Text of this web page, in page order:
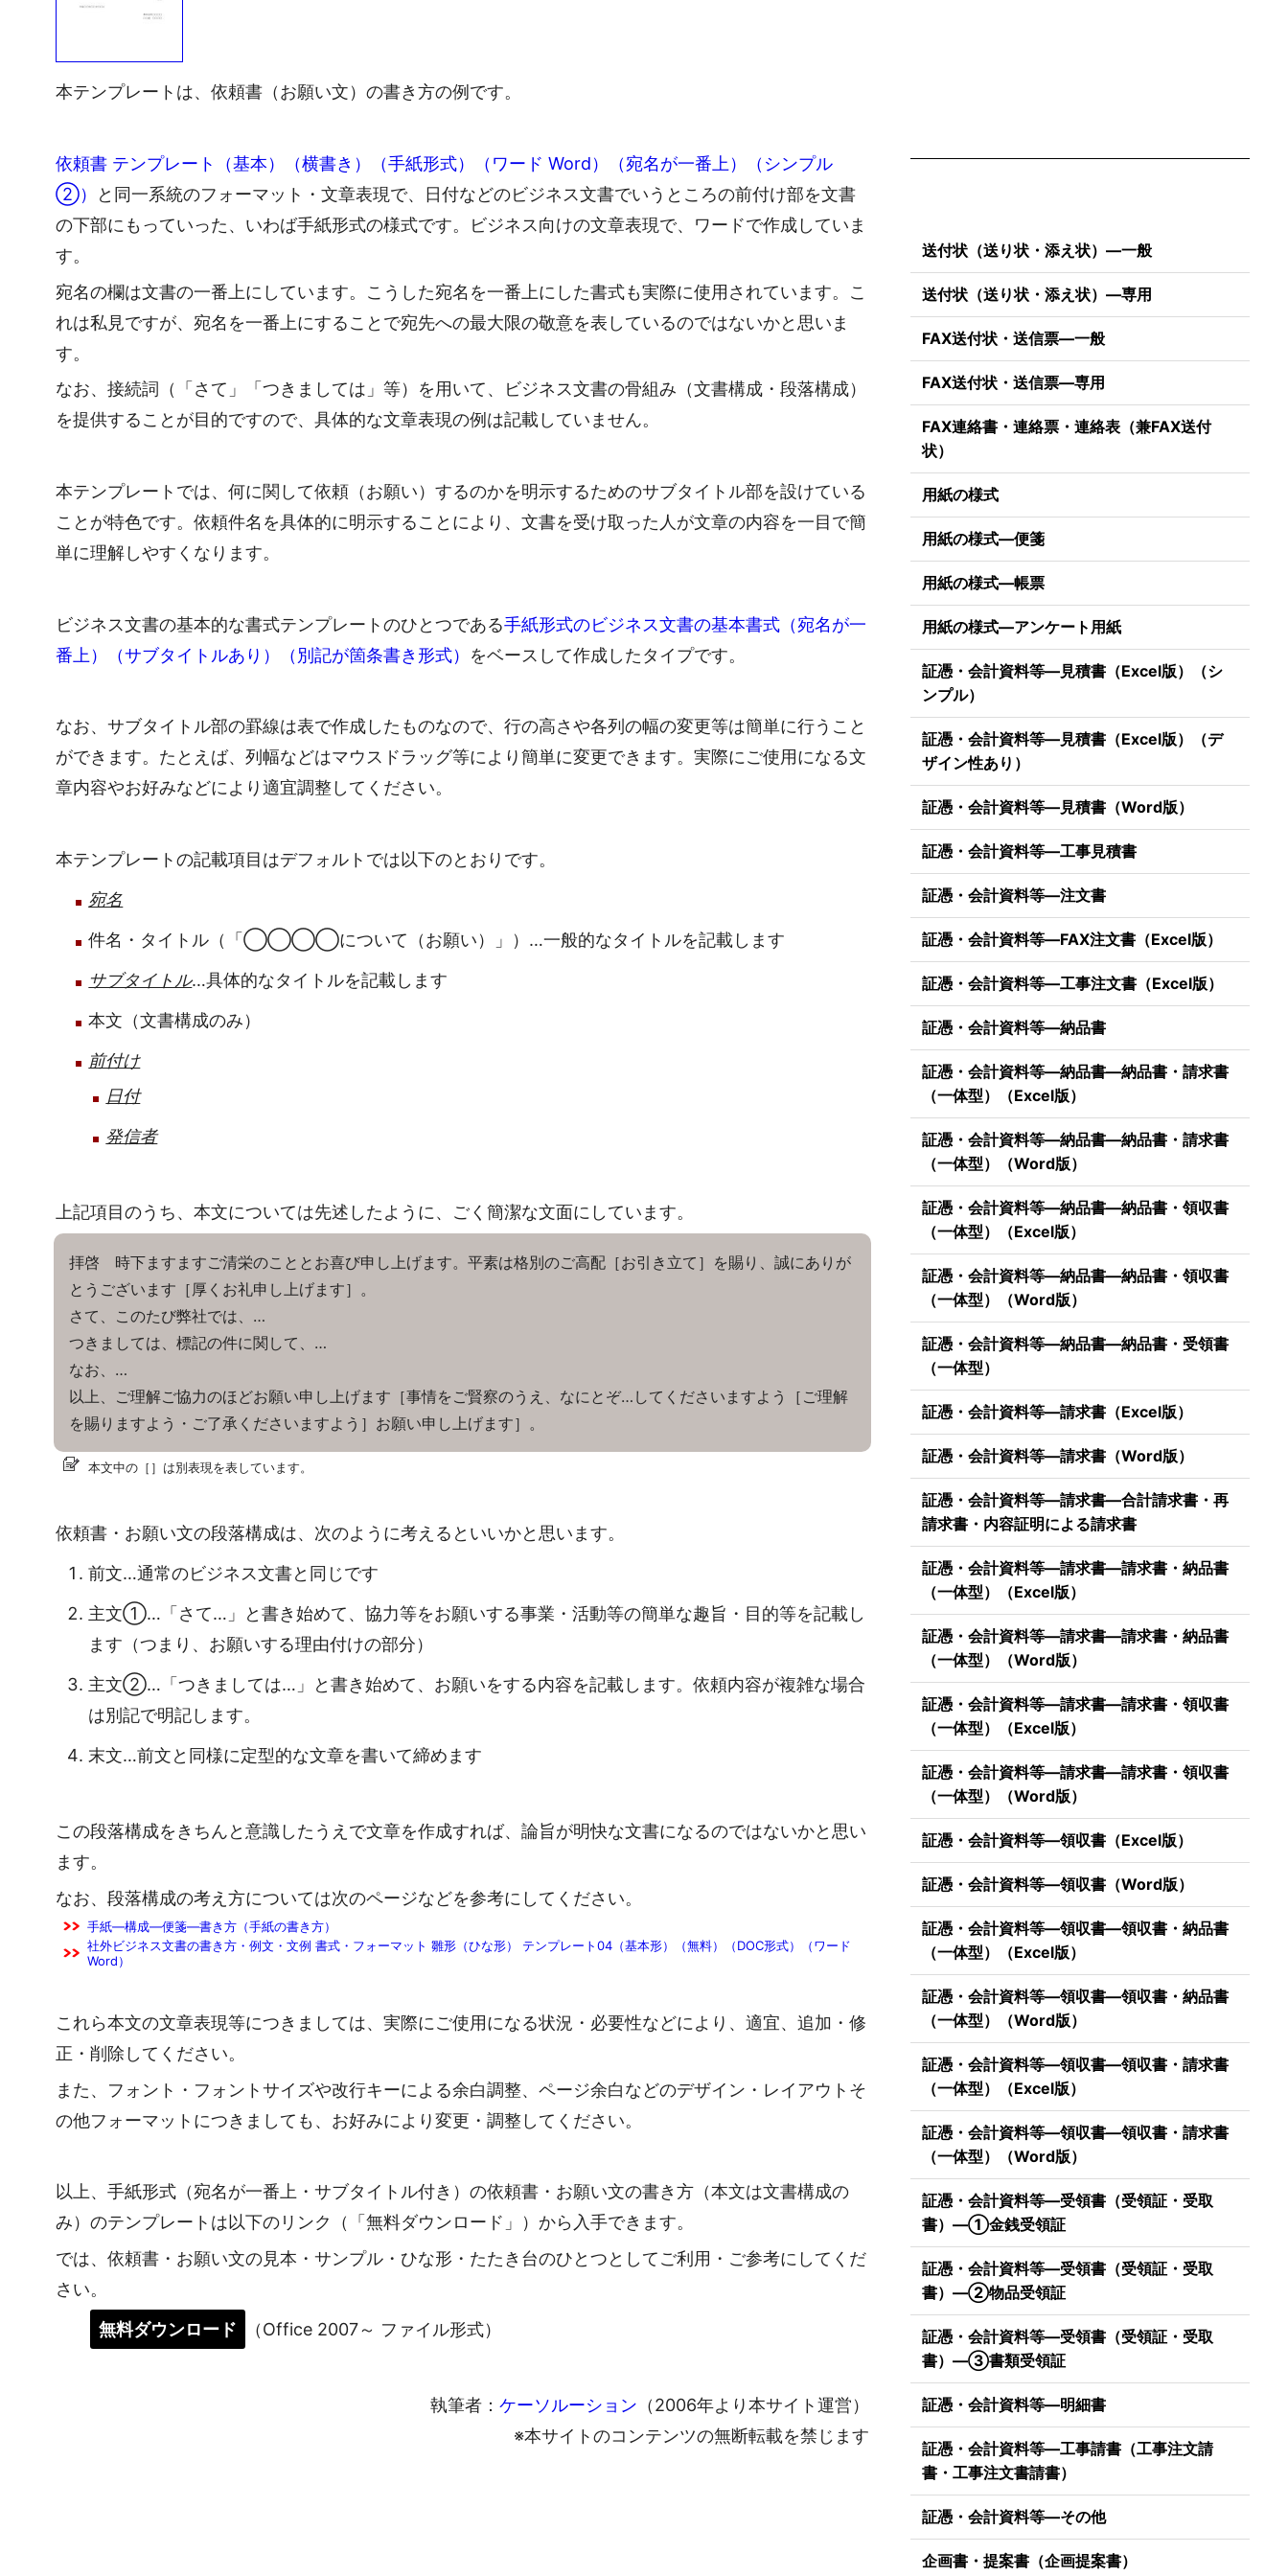
本テンプレートは、依頼書（お願い文）の書き方の例です。
依頼書 テンプレート（基本）（横書き）（手紙形式）（ワード Word）（宛名が一番上）（シンプル
②）
と同一系統のフォーマット・文章表現で、日付などのビジネス文書でいうところの前付け部を文書
の下部にもっていった、いわば手紙形式の様式です。ビジネス向けの文章表現で、ワードで作成していま
す。
宛名の欄は文書の一番上にしています。こうした宛名を一番上にした書式も実際に使用されています。こ
れは私見ですが、宛名を一番上にすることで宛先への最大限の敬意を表しているのではないかと思いま
す。
なお、接続詞（「さて」「つきましては」等）を用いて、ビジネス文書の骨組み（文書構成・段落構成）
を提供することが目的ですので、具体的な文章表現の例は記載していません。
本テンプレートでは、何に関して依頼（お願い）するのかを明示するためのサブタイトル部を設けている
ことが特色です。依頼件名を具体的に明示することにより、文書を受け取った人が文章の内容を一目で簡
単に理解しやすくなります。
ビジネス文書の基本的な書式テンプレートのひとつである手紙形式のビジネス文書の基本書式（宛名が一
番上）（サブタイトルあり）（別記が箇条書き形式） をベースして作成したタイプです。
なお、サブタイトル部の罫線は表で作成したものなので、行の高さや各列の幅の変更等は簡単に行うこと
ができます。たとえば、列幅などはマウスドラッグ等により簡単に変更できます。実際にご使用になる文
章内容やお好みなどにより適宜調整してください。
本テンプレートの記載項目はデフォルトでは以下のとおりです。
宛名
件名・タイトル（「◯◯◯◯について（お願い）」）…一般的なタイトルを記載します
サブタイトル…具体的なタイトルを記載します
本文（文書構成のみ）
前付け
日付
発信者
上記項目のうち、本文については先述したように、ごく簡潔な文面にしています。
拝啓 時下ますますご清栄のこととお喜び申し上げます。平素は格別のご高配［お引き立て］を賜り、誠にありが
とうございます［厚くお礼申し上げます］。
さて、このたび弊社では、…
つきましては、標記の件に関して、…
なお、…
以上、ご理解ご協力のほどお願い申し上げます［事情をご賢察のうえ、なにとぞ…してくださいますよう［ご理解
を賜りますよう・ご了承くださいますよう］お願い申し上げます］。
本文中の［］は別表現を表しています。
依頼書・お願い文の段落構成は、次のように考えるといいかと思います。
前文…通常のビジネス文書と同じです
主文①…「さて…」と書き始めて、協力等をお願いする事業・活動等の簡単な趣旨・目的等を記載し
ます（つまり、お願いする理由付けの部分）
主文②…「つきましては…」と書き始めて、お願いをする内容を記載します。依頼内容が複雑な場合
は別記で明記します。
末文…前文と同様に定型的な文章を書いて締めます
この段落構成をきちんと意識したうえで文章を作成すれば、論旨が明快な文書になるのではないかと思い
ます。
なお、段落構成の考え方については次のページなどを参考にしてください。
手紙―構成―便箋―書き方（手紙の書き方）
社外ビジネス文書の書き方・例文・文例 書式・フォーマット 雛形（ひな形） テンプレート04（基本形）（無料）（DOC形式）（ワード
Word）
これら本文の文章表現等につきましては、実際にご使用になる状況・必要性などにより、適宜、追加・修
正・削除してください。
また、フォント・フォントサイズや改行キーによる余白調整、ページ余白などのデザイン・レイアウトそ
の他フォーマットにつきましても、お好みにより変更・調整してください。
以上、手紙形式（宛名が一番上・サブタイトル付き）の依頼書・お願い文の書き方（本文は文書構成の
み）のテンプレートは以下のリンク（「無料ダウンロード」）から入手できます。
では、依頼書・お願い文の見本・サンプル・ひな形・たたき台のひとつとしてご利用・ご参考にしてくだ
さい。
無料ダウンロード
（Office 2007～ ファイル形式）
執筆者： ケーソルーション （2006年より本サイト運営）
※本サイトのコンテンツの無断転載を禁じます
送付状（送り状・添え状）―一般
送付状（送り状・添え状）―専用
FAX送付状・送信票―一般
FAX送付状・送信票―専用
FAX連絡書・連絡票・連絡表（兼FAX送付
状）
用紙の様式
用紙の様式―便箋
用紙の様式―帳票
用紙の様式―アンケート用紙
証憑・会計資料等―見積書（Excel版）（シ
ンプル）
証憑・会計資料等―見積書（Excel版）（デ
ザイン性あり）
証憑・会計資料等―見積書（Word版）
証憑・会計資料等―工事見積書
証憑・会計資料等―注文書
証憑・会計資料等―FAX注文書（Excel版）
証憑・会計資料等―工事注文書（Excel版）
証憑・会計資料等―納品書
証憑・会計資料等―納品書―納品書・請求書
（一体型）（Excel版）
証憑・会計資料等―納品書―納品書・請求書
（一体型）（Word版）
証憑・会計資料等―納品書―納品書・領収書
（一体型）（Excel版）
証憑・会計資料等―納品書―納品書・領収書
（一体型）（Word版）
証憑・会計資料等―納品書―納品書・受領書
（一体型）
証憑・会計資料等―請求書（Excel版）
証憑・会計資料等―請求書（Word版）
証憑・会計資料等―請求書―合計請求書・再
請求書・内容証明による請求書
証憑・会計資料等―請求書―請求書・納品書
（一体型）（Excel版）
証憑・会計資料等―請求書―請求書・納品書
（一体型）（Word版）
証憑・会計資料等―請求書―請求書・領収書
（一体型）（Excel版）
証憑・会計資料等―請求書―請求書・領収書
（一体型）（Word版）
証憑・会計資料等―領収書（Excel版）
証憑・会計資料等―領収書（Word版）
証憑・会計資料等―領収書―領収書・納品書
（一体型）（Excel版）
証憑・会計資料等―領収書―領収書・納品書
（一体型）（Word版）
証憑・会計資料等―領収書―領収書・請求書
（一体型）（Excel版）
証憑・会計資料等―領収書―領収書・請求書
（一体型）（Word版）
証憑・会計資料等―受領書（受領証・受取
書）―①金銭受領証
証憑・会計資料等―受領書（受領証・受取
書）―②物品受領証
証憑・会計資料等―受領書（受領証・受取
書）―③書類受領証
証憑・会計資料等―明細書
証憑・会計資料等―工事請書（工事注文請
書・工事注文書請書）
証憑・会計資料等―その他
企画書・提案書（企画提案書）